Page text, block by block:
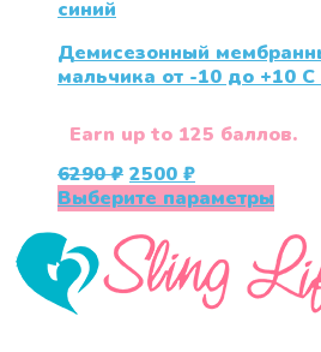
Демисезонный
мальчика от -10 до +10
Earn up to 125 баллов.
6290₽ Первоначальная
цена
6290 ₽.
2500₽Текущая
цена:
Выберите параметры